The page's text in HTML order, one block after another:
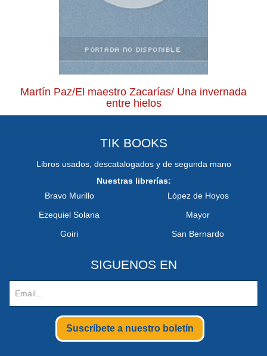
Martín Paz/El maestro Zacarías/ Una invernada
entre hielos
TIK BOOKS
Libros usados, descatalogados y de segunda mano
Nuestras librerías:
Bravo Murillo
Ezequiel Solana
Goiri
López de Hoyos
Mayor
San Bernardo
SIGUENOS EN
Suscríbete a nuestro boletín